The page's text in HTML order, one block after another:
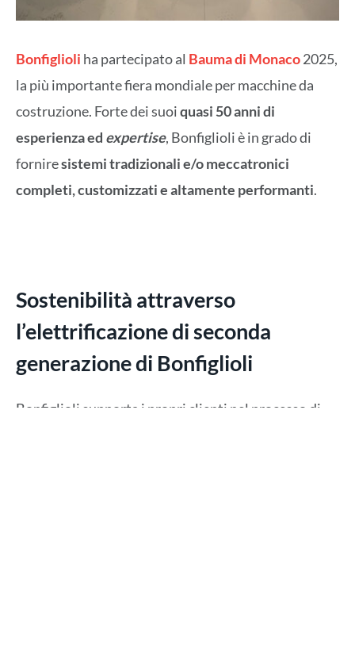
Bonfiglioli ha partecipato al Bauma di Monaco2025,
la più importante fiera mondiale per macchine da
costruzione. Forte dei suoiquasi 50 anni di
esperienza ed expertise, Bonfiglioli è in grado di
forniresistemi tradizionali e/o meccatronici
completi,customizzati e altamente performanti.
Sostenibilità attraverso
l’elettrificazione di seconda
generazione di Bonfiglioli
Bonfiglioli supporta i propri clienti nel processo di